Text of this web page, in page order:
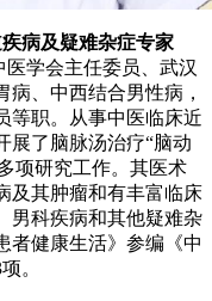
病及疑难杂症专家
学会主任委员、武汉
、中西结合男性病，
等职。从事中医临床近
展了脑脉汤治疗“脑动
项研究工作。其医术
及其肿瘤和有丰富临床
男科疾病和其他疑难杂
者健康生活》参编《中
。